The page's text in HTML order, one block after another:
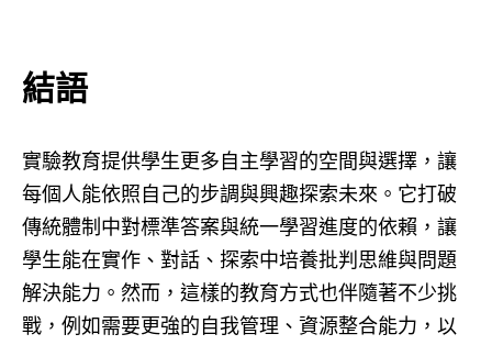
結語
實驗教育提供學生更多自主學習的空間與選擇，讓
每個人能依照自己的步調與興趣探索未來。它打破
傳統體制中對標準答案與統一學習進度的依賴，讓
學生能在實作、對話、探索中培養批判思維與問題
解決能力。然而，這樣的教育方式也伴隨著不少挑
戰，例如需要更強的自我管理、資源整合能力，以